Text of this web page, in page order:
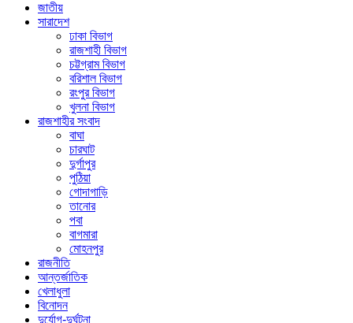
জাতীয়
সারাদেশ
ঢাকা বিভাগ
রাজশাহী বিভাগ
চট্টগ্রাম বিভাগ
বরিশাল বিভাগ
রংপুর বিভাগ
খুলনা বিভাগ
রাজশাহীর সংবাদ
বাঘা
চারঘাট
দুর্গাপুর
পুঠিয়া
গোদাগাড়ি
তানোর
পবা
বাগমারা
মোহনপুর
রাজনীতি
আন্তর্জাতিক
খেলাধুলা
বিনোদন
দুর্যোগ-দুর্ঘটনা